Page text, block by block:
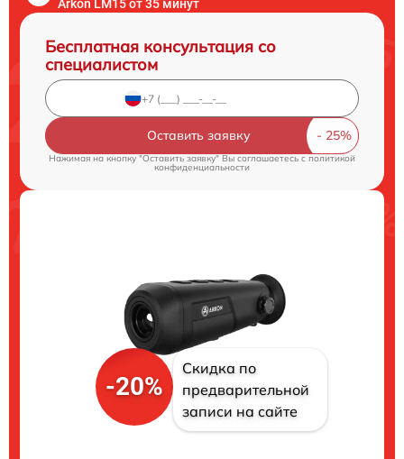
Arkon LM15 от 35 минут
Бесплатная консультация со
специалистом
Оставить заявку
Нажимая на кнопку "Оставить заявку" Вы соглашаетесь c политикой
конфиденциальности
-20%
Скидка по
предварительной
записи на сайте